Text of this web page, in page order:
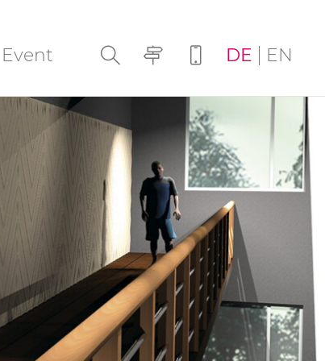
DE EN
Navigation
überspringen
Event